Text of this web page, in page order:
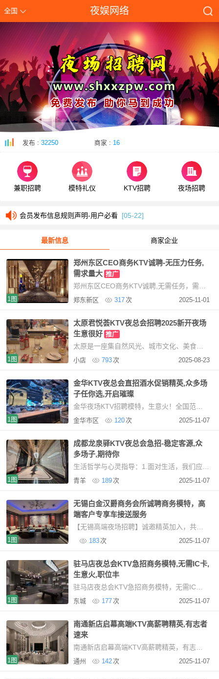
全国 夜娱网络
发布 :32250 商家 : 16
兼职招聘 模特礼仪 KTV招聘
夜场招聘
会员发布信息规则声明-用户必看 [05-22]
最新信息 商家企业
1图
郑州东区CEO商务KTV诚聘-无压力任务,
需求量大 推广
郑东新区 317 次 2025-11-01
1图
太原君悦荟KTV夜总会招聘2025新开夜场
生意很好 推广
太原是一座集自然风光、城市文化、美食佳肴于一体的美丽城市。无论你是来旅游观光，还是
小店 793 次 2025-08-23
1图
金华KTV夜总会直招酒水促销精英,众多场
子任你选,开启璀璨
金华市区 120 次 2025-11-07
1图
成都龙泉驿KTV夜总会急招-稳定客源,众
多场子,期待你
青羊 189 次 2025-11-07
1图
无锡白金汉爵商务会所诚聘商务模特，高
端客户专享车接送服务
【无锡高端夜场招聘】诚邀精英加入，共创璀璨未来行业标杆平台，打造优质就业环境本市核心
183 次 2025-11-07
1图
驻马店夜总会KTV急招商务模特,无需IC卡,
生意火,职位丰
驻马店夜总会KTV急招商务模特，无需IC卡，生意火，职位丰富高端KTV招聘模特：安全、高薪、无压
东城 177 次 2025-11-07
1图
南通新店启幕高端KTV高薪聘精英,有志者
速来
南通新店启幕高端KTV高薪聘精英，有志者速来坐落于南通核心商圈，毗邻国际五星级酒店，我们
通州 142 次 2025-11-07